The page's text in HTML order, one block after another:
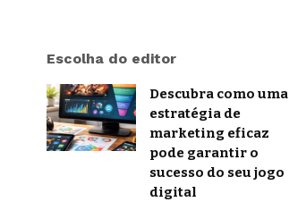
Escolha do editor
Descubra como uma
estratégia de
marketing eficaz
pode garantir o
sucesso do seu jogo
digital